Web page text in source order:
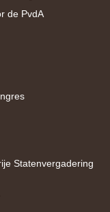
de PvdA
Statenvergadering